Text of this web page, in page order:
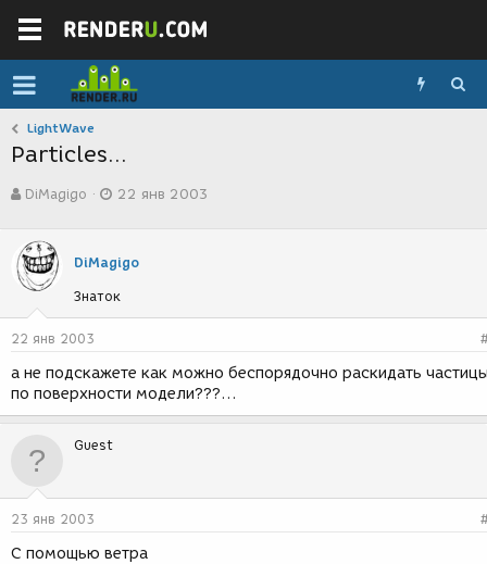
LightWave
Particles...
в
о
р
т
м
ы
DiMagigo
а
с
з
д
и
я
22 янв 2003
DiMagigo
Знаток
22 янв 2003
а не подскажете как можно беспорядочно раскидать
по поверхности модели???...
Guest
23 янв 2003
С помощью ветра